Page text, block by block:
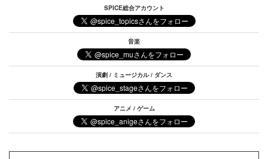
SPICE総合アカウント
音楽
演劇 / ミュージカル / ダンス
アニメ / ゲーム